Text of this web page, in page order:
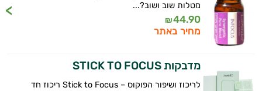
מטלות שוב ושוב?...
44.90
₪
מחיר באתר
מדבקות STICK TO FOCUS
לריכוז ושיפור הפוקוס – Stick to Focus ריכוז חד